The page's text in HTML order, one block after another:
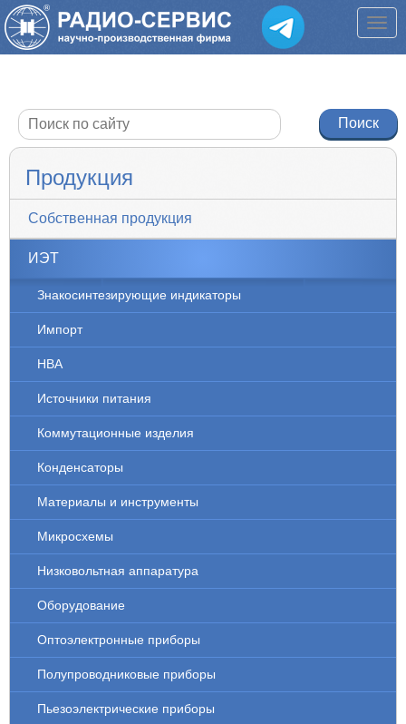
Продукция
Собственная продукция
ИЭТ
Знакосинтезирующие индикаторы
Импорт
НВА
Источники питания
Коммутационные изделия
Конденсаторы
Материалы и инструменты
Микросхемы
Низковольтная аппаратура
Оборудование
Оптоэлектронные приборы
Полупроводниковые приборы
Пьезоэлектрические приборы